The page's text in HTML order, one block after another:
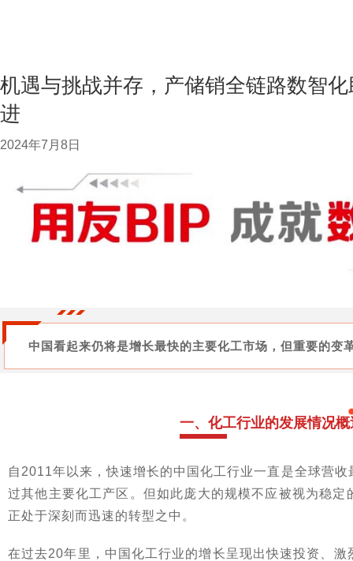
机遇与挑战并存，产储销全链路数智
进
2024年7月8日
中国看起来仍将是增长最快的主要化工市场，但重要的变
一、化工行业的发展情况概
自2011年以来，快速增长的中国化工行业一直是全球营
过其他主要化工产区。但如此庞大的规模不应被视为稳定
正处于深刻而迅速的转型之中。
在过去20年里，中国化工行业的增长呈现出快速投资、